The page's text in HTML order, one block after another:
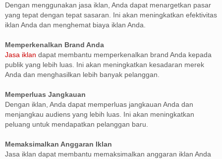
Dengan menggunakan jasa iklan, Anda dapat menargetkan pasar
yang tepat dengan tepat sasaran. Ini akan meningkatkan efektivitas
iklan Anda dan menghemat biaya iklan Anda.
Memperkenalkan Brand Anda
Jasa iklan dapat membantu memperkenalkan brand Anda kepada
publik yang lebih luas. Ini akan meningkatkan kesadaran merek
Anda dan menghasilkan lebih banyak pelanggan.
Memperluas Jangkauan
Dengan iklan, Anda dapat memperluas jangkauan Anda dan
menjangkau audiens yang lebih luas. Ini akan meningkatkan
peluang untuk mendapatkan pelanggan baru.
Memaksimalkan Anggaran Iklan
Jasa iklan dapat membantu memaksimalkan anggaran iklan Anda